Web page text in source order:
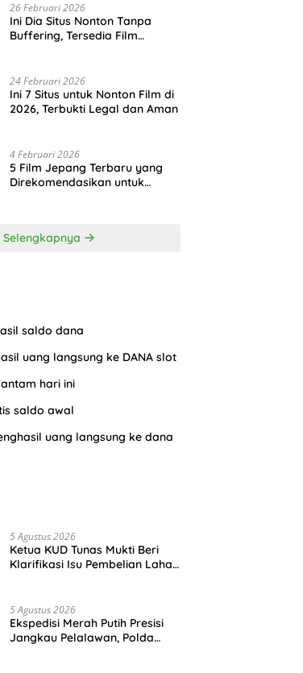
26 Februari 2026
Ini Dia Situs Nonton Tanpa
Buffering, Tersedia Film
24 Februari 2026
Ini 7 Situs untuk Nonton Film di
2026, Terbukti Legal dan Aman
4 Februari 2026
5 Film Jepang Terbaru yang
Direkomendasikan untuk
Selengkapnya
saldo dana
uang langsung ke DANA slot
hari ini
saldo awal
uang langsung ke dana
5 Agustus 2026
Ketua KUD Tunas Mukti Beri
Klarifikasi Isu Pembelian Lahan
5 Agustus 2026
Ekspedisi Merah Putih Presisi
Jangkau Pelalawan, Polda